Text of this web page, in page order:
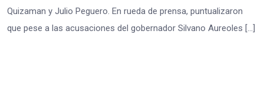
Quizaman y Julio Peguero. En rueda de prensa, puntualizaron
que pese a las acusaciones del gobernador Silvano Aureoles […]